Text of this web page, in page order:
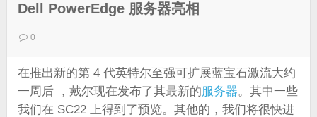
Dell PowerEdge 服务器亮相
0
在推出新的第 4 代英特尔至强可扩展蓝宝石激流大约
一周后 ，戴尔现在发布了其最新的服务器。其中一些
我们在 SC22 上得到了预览。其他的，我们将很快进